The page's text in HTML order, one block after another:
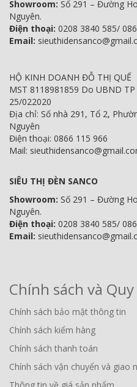
Showroom: Số 291 – Đường
Nguyên.
Điện thoại: 0208 3840 585/
Email:
HỘ KINH DOANH ĐỖ THỊ QUẾ
MST 8118981859 Do UBND
25/022020
Địa chỉ: Số nhà 291, Tổ 2,
Nguyên
Điện thoại: 0866 115 966
Mail:
SIÊU THỊ ĐÈN SANCO
Showroom: Số 291 – Đường
Nguyên.
Điện thoại: 0208 3840 585/
Email:
Chính sách và
Chính sách bảo mật thông tin
Chính sách kiểm hàng
Chính sách thanh toán
Chính sách vận chuyển và giao